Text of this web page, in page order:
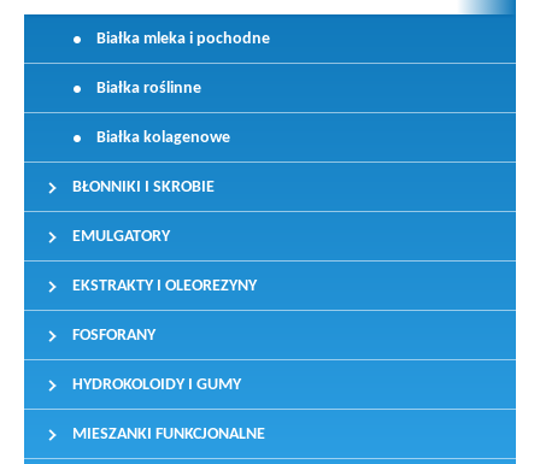
Białka mleka i pochodne
Białka roślinne
Białka kolagenowe
BŁONNIKI I SKROBIE
EMULGATORY
EKSTRAKTY I OLEOREZYNY
FOSFORANY
HYDROKOLOIDY I GUMY
MIESZANKI FUNKCJONALNE